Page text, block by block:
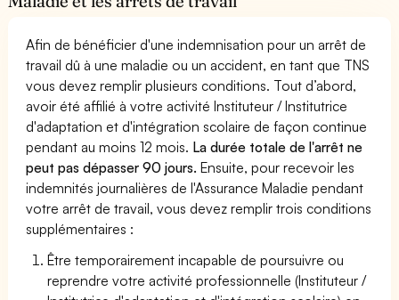
Afin de bénéficier d'une indemnisation pour un arrêt de
travail dû à une maladie ou un accident, en tant que TNS
vous devez remplir plusieurs conditions. Tout d’abord,
avoir été affilié à votre activité Instituteur / Institutrice
d'adaptation et d'intégration scolaire de façon continue
pendant au moins 12 mois. La durée totale de l'arrêt ne
peut pas dépasser 90 jours. Ensuite, pour recevoir les
indemnités journalières de l'Assurance Maladie pendant
votre arrêt de travail, vous devez remplir trois conditions
supplémentaires :
Être temporairement incapable de poursuivre ou
reprendre votre activité professionnelle (Instituteur /